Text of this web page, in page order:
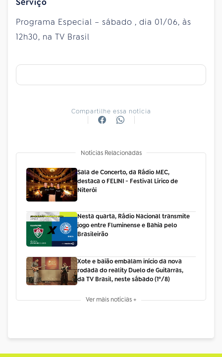
Programa Especial – sábado , dia 01/06, às
12h30, na TV Brasil
Compartilhe essa notícia
Notícias Relacionadas
Sala de Concerto, da Rádio MEC,
destaca o FELINI - Festival Lírico de
Niterói
Nesta quarta, Rádio Nacional transmite
jogo entre Fluminense e Bahia pelo
Brasileirão
Xote e baião embalam início da nova
rodada do reality Duelo de Guitarras,
da TV Brasil, neste sábado (1º/8)
Ver mais notícias +